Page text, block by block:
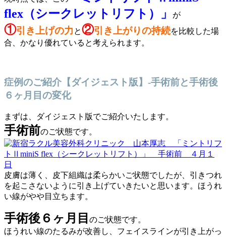
flex（シークレットリフト）」
が
①引き上げの力 と②引き上がりの持続を比較した場
合、かなり優れていると考えられます。
症例のご紹介【ダイジェスト版】-手術前と手術後
６ヶ月目の変化
まずは、ダイジェスト版でご紹介いたします。
手術前のご状態です。
皮膚は薄く、皮下組織は柔らかいご状態でしたが、引きつれ
を起こさないように引き上げていきたいと思います。ほうれ
い線がやや目立ちます。
手術後６ヶ月目 のご状態です。
ほうれい線のたるみが改善し、フェイスラインが引き上がっ